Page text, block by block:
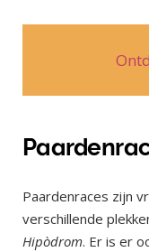
Paardenraces zijn
verschillende
Hipòdrom. Er is er